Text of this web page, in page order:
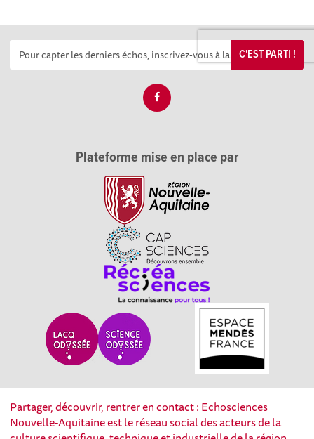
C'EST PARTI !
Plateforme mise en place par
Partager, découvrir, rentrer en contact : Echosciences
Nouvelle-Aquitaine est le réseau social des acteurs de la